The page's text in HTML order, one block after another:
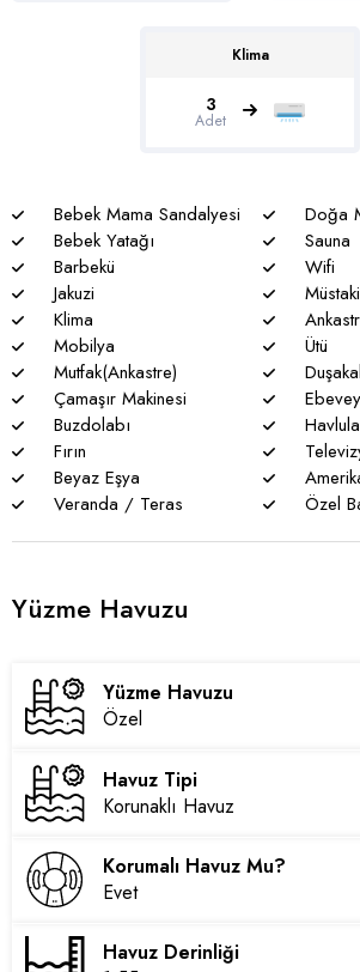
* Villalarımızda yaz aylarında yoğun nüfus
Klima
3
Adet
Bebek Mama Sandalyesi
Doğa
Bebek Yatağı
Sauna
Barbekü
Wifi
Jakuzi
Klima
Mobilya
Ütü
Mutfak(Ankastre)
Çamaşır Makinesi
Buzdolabı
Fırın
Beyaz Eşya
Veranda / Teras
Özel
Yüzme Havuzu
Yüzme Havuzu
Özel
Havuz Tipi
Korunaklı Havuz
Korumalı Havuz Mu?
Evet
Havuz Derinliği